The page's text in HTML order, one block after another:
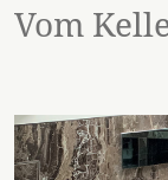
Vom